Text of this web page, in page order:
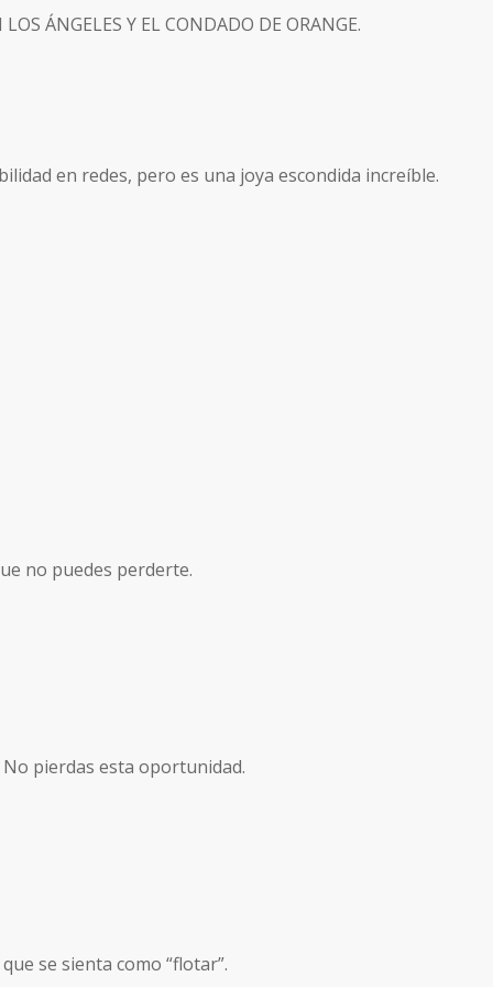
Ángeles y el condado de Orange.
en redes, pero es una joya escondida increíble.
no puedes perderte.
pierdas esta oportunidad.
se sienta como “flotar”.